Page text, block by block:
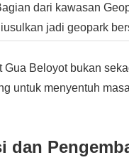
dari kawasan
jadi geopark
Gua Beloyot bukan
untuk menyentuh
dan